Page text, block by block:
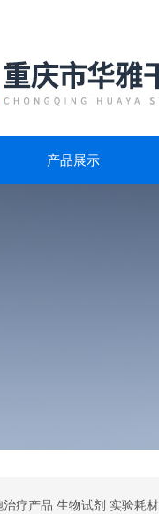
产品展示
疗产品 生物试剂 实验耗